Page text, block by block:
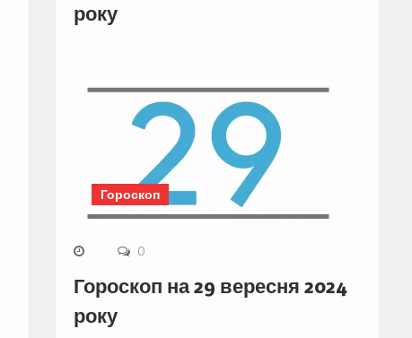
року
Гороскоп
0
Гороскоп на 29 вересня 2024
року